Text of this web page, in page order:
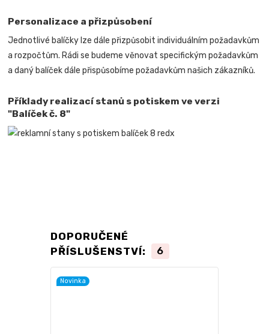
Personalizace a přizpůsobení
Jednotlivé balíčky lze dále přizpůsobit individuálním požadavkům
a rozpočtům. Rádi se budeme věnovat specifickým požadavkům
a daný balíček dále přispůsobíme požadavkům našich zákazníků.
Příklady realizací stanů s potiskem ve verzi
"Balíček č. 8"
DOPORUČENÉ
PŘÍSLUŠENSTVÍ:
6
Novinka